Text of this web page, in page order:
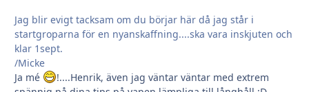
Jag blir evigt tacksam om du börjar här då jag står i
startgroparna för en nyanskaffning....ska vara inskjuten och
klar 1sept.
/Micke
Ja mé
!....Henrik, även jag väntar väntar med extrem